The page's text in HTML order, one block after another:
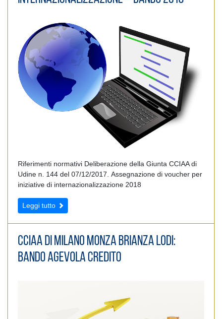
Riferimenti normativi Deliberazione della Giunta CCIAA di
Udine n. 144 del 07/12/2017. Assegnazione di voucher per
iniziative di internazionalizzazione 2018
Leggi tutto
CCIAA di Milano Monza Brianza Lodi:
Bando Agevola Credito